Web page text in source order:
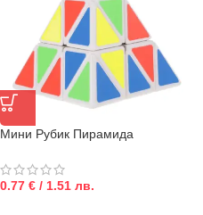
Мини Рубик Пирамида
0.77 € / 1.51 лв.